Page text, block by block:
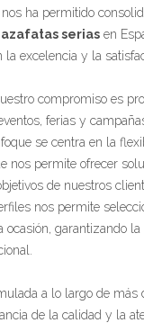
ha permitido
serias en
excelencia y la
compromiso es
ferias y
se centra en la
nos permite ofrecer
de nuestros
nos permite
ocasión, garantizando
a lo largo de más
de la calidad y la